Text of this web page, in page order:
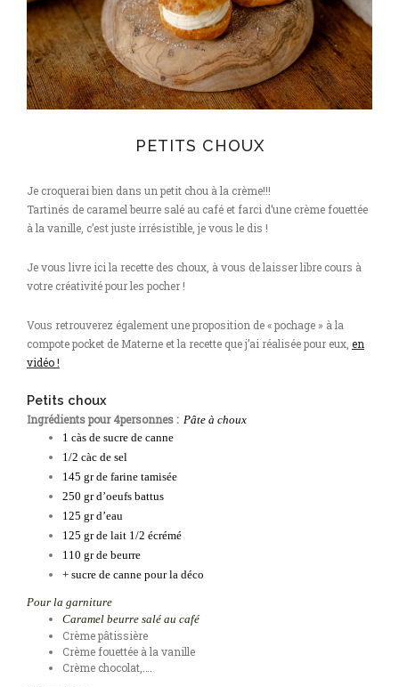
PETITS CHOUX
Je croquerai bien dans un petit chou à la crème!!!
Tartinés de caramel beurre salé au café et farci d’une crème fouettée
à la vanille, c’est juste irrésistible, je vous le dis !
Je vous livre ici la recette des choux, à vous de laisser libre cours à
votre créativité pour les pocher !
Vous retrouverez également une proposition de « pochage » à la
compote pocket de Materne et la recette que j’ai réalisée pour eux, en
vidéo !
Petits choux
Ingrédients pour 4personnes : Pâte à choux
1 càs de sucre de canne
1/2 càc de sel
145 gr de farine tamisée
250 gr d’oeufs battus
125 gr d’eau
125 gr de lait 1/2 écrémé
110 gr de beurre
+ sucre de canne pour la déco
Pour la garniture
Caramel beurre salé au café
Crème pâtissière
Crème fouettée à la vanille
Crème chocolat,….